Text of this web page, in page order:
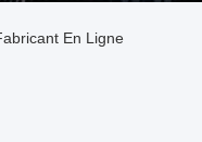
En Ligne